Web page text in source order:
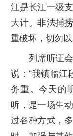
江是长江一级
大计。非法捕
重破坏，切勿
列席听证
说：“我镇临江
务重。今天的
听，是一场生
过各种方式，